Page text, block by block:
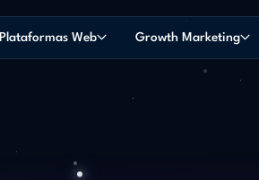
Plataformas Web Growth Marketing